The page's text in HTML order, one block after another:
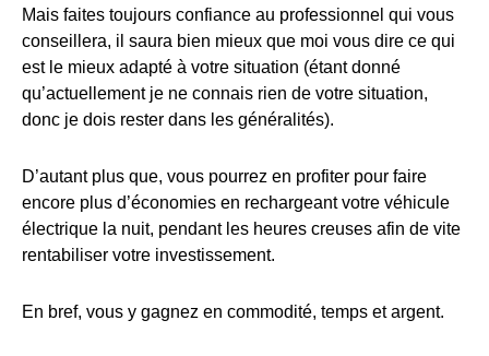
Mais faites toujours confiance au professionnel qui vous
conseillera, il saura bien mieux que moi vous dire ce qui
est le mieux adapté à votre situation (étant donné
qu’actuellement je ne connais rien de votre situation,
donc je dois rester dans les généralités).
D’autant plus que, vous pourrez en profiter pour faire
encore plus d’économies en rechargeant votre véhicule
électrique la nuit, pendant les heures creuses afin de vite
rentabiliser votre investissement.
En bref, vous y gagnez en commodité, temps et argent.